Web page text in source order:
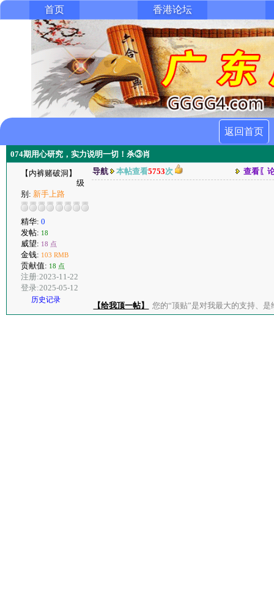
首页 香港论坛
返回首页
074期用心研究，实力说明一切！杀③肖
【内裤赌破洞】
级
别: 新手上路
精华: 0
发帖: 18
威望: 18 点
金钱: 103 RMB
贡献值: 18 点
注册:2023-11-22
登录:2025-05-12
历史记录
导航 本帖查看5753次 查看〖
【给我顶一帖】 您的“顶贴”是对我最大的支持、